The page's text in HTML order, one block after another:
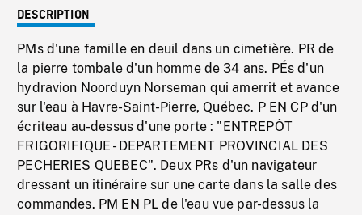
DESCRIPTION
PMs d'une famille en deuil dans un cimetière. PR de
la pierre tombale d'un homme de 34 ans. PÉs d'un
hydravion Noorduyn Norseman qui amerrit et avance
sur l'eau à Havre-Saint-Pierre, Québec. P EN CP d'un
écriteau au-dessus d'une porte : "ENTREPÔT
FRIGORIFIQUE - DEPARTEMENT PROVINCIAL DES
PECHERIES QUEBEC". Deux PRs d'un navigateur
dressant un itinéraire sur une carte dans la salle des
commandes. PM EN PL de l'eau vue par-dessus la